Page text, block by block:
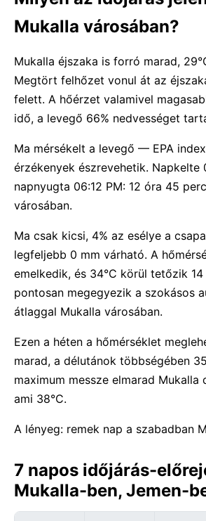
Mukalla városában?
Mukalla éjszaka is forró marad,
Megtört felhőzet vonul át az
felett. A hőérzet valamivel
idő, a levegő 66% nedvességet
Ma mérsékelt a levegő — EPA
érzékenyek észrevehetik. Napkelte
napnyugta 06:12 PM: 12 óra 45
városában.
Ma csak kicsi, 4% az esélye a
legfeljebb 0 mm várható. A
emelkedik, és 34°C körül tetőzik
pontosan megegyezik a szokásos
átlaggal Mukalla városában.
Ezen a héten a hőmérséklet
marad, a délutánok többségében
maximum messze elmarad
ami 38°C.
A lényeg: remek nap a szabadban
7 napos időjárás-
Mukalla-ben, Jemen-